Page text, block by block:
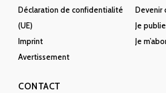
Déclaration de confidentialité
(UE)
Imprint
Avertissement
Devenir
Je
Je
CONTACT